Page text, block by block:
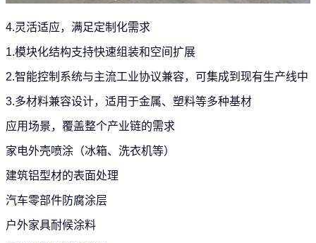
4.灵活适应，满足定制化需求
1.模块化结构支持快速组装和空间扩展
2.智能控制系统与主流工业协议兼容，可集成到现有生产线中
3.多材料兼容设计，适用于金属、塑料等多种基材
应用场景，覆盖整个产业链的需求
家电外壳喷涂（冰箱、洗衣机等）
建筑铝型材的表面处理
汽车零部件防腐涂层
户外家具耐候涂料